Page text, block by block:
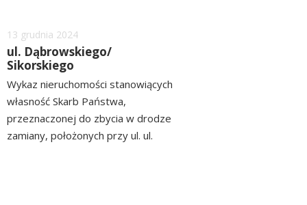
Dodano
13 grudnia 2024
ul. Dąbrowskiego/
Sikorskiego
Wykaz nieruchomości stanowiących
własność Skarb Państwa,
przeznaczonej do zbycia w drodze
zamiany, położonych przy ul. ul.